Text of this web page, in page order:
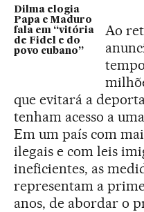
Dilma elogia
Papa e Maduro
fala em “vitória
de Fidel e do
povo cubano”
Ao
que evitará a
tenham acesso a
Em um país com
ilegais e com leis
ineficientes, as
representam a
anos, de abordar o